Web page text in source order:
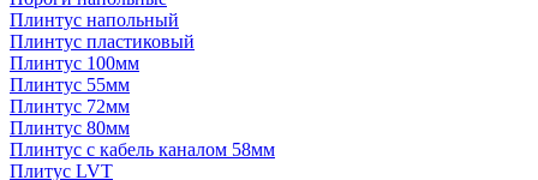
Плинтус напольный
Плинтус пластиковый
Плинтус 100мм
Плинтус 55мм
Плинтус 72мм
Плинтус 80мм
Плинтус с кабель каналом 58мм
Плитус LVT